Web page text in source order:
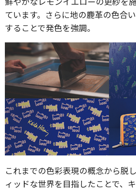
ています。さらに地の鹿革の色合
することで発色を強調。
これまでの色彩表現の概念から脱
ィッドな世界を目指したことで、